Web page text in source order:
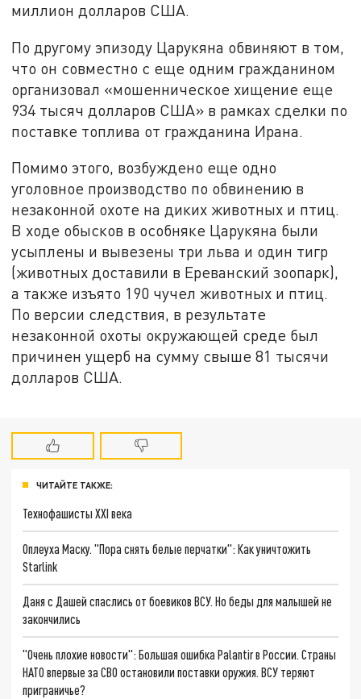
миллион долларов США.
По другому эпизоду Царукяна обвиняют в том,
что он совместно с еще одним гражданином
организовал «мошенническое хищение еще
934 тысяч долларов США» в рамках сделки по
поставке топлива от гражданина Ирана.
Помимо этого, возбуждено еще одно
уголовное производство по обвинению в
незаконной охоте на диких животных и птиц.
В ходе обысков в особняке Царукяна были
усыплены и вывезены три льва и один тигр
(животных доставили в Ереванский зоопарк),
а также изъято 190 чучел животных и птиц.
По версии следствия, в результате
незаконной охоты окружающей среде был
причинен ущерб на сумму свыше 81 тысячи
долларов США.
ЧИТАЙТЕ ТАКЖЕ:
Технофашисты XXI века
Оплеуха Маску. "Пора снять белые перчатки": Как уничтожить
Starlink
Даня с Дашей спаслись от боевиков ВСУ. Но беды для малышей не
закончились
"Очень плохие новости": Большая ошибка Palantir в России. Страны
НАТО впервые за СВО остановили поставки оружия. ВСУ теряют
приграничье?